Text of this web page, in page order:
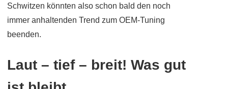
Schwitzen könnten also schon bald den noch
immer anhaltenden Trend zum OEM-Tuning
beenden.
Laut – tief – breit! Was gut